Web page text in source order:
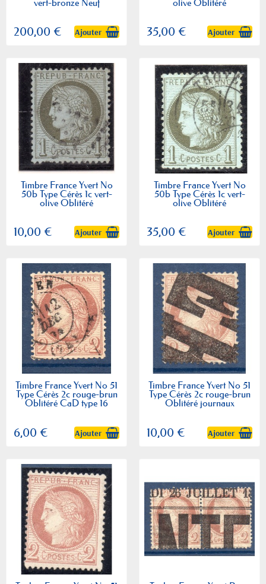
200,00 € Ajouter 35,00 € Ajouter
Timbre France Yvert No
50b Type Cérès 1c vert-
olive Oblitéré
10,00 € Ajouter
Timbre France Yvert No
50b Type Cérès 1c vert-
olive Oblitéré
35,00 € Ajouter
Timbre France Yvert No 51
Type Cérès 2c rouge-brun
Oblitéré CaD type 16
6,00 € Ajouter
Timbre France Yvert No 51
Type Cérès 2c rouge-brun
Oblitéré journaux
10,00 € Ajouter